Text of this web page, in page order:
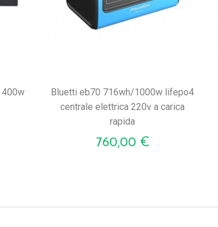
bluetti eb70 716wh/1000w lifepo4
centrale elettrica 220v a carica
rapida
Prezzo
760,00 €